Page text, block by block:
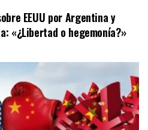
EEUU por Argentina y
«¿Libertad o hegemonía?»